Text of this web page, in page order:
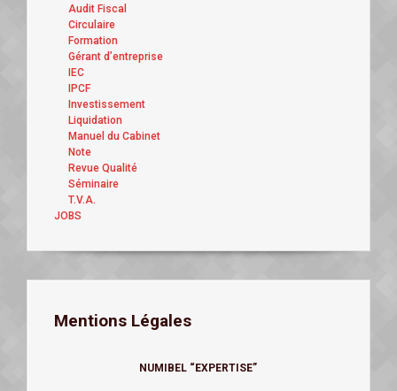
Audit Fiscal
Circulaire
Formation
Gérant d’entreprise
IEC
IPCF
Investissement
Liquidation
Manuel du Cabinet
Note
Revue Qualité
Séminaire
T.V.A.
JOBS
Mentions Légales
NUMIBEL “EXPERTISE”